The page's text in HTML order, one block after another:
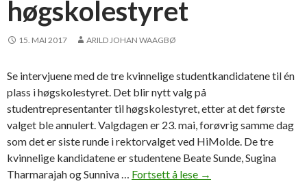
t
f
a
o
r
i
t
t
høgskolestyret
15. MAI 2017 ARILD JOHAN WAAGBØ
Se intervjuene med de tre kvinnelige studentkandidatene til én
plass i høgskolestyret. Det blir nytt valg på
studentrepresentanter til høgskolestyret, etter at det første
valget ble annulert. Valgdagen er 23. mai, forøvrig samme dag
som det er siste runde i rektorvalget ved HiMolde. De tre
kvinnelige kandidatene er studentene Beate Sunde, Sugina
Tharmarajah og Sunniva … Fortsett å lese H
→